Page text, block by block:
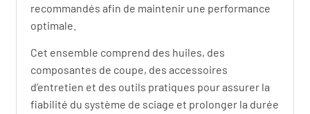
recommandés afin de maintenir une performance
optimale.
Cet ensemble comprend des huiles, des
composantes de coupe, des accessoires
d’entretien et des outils pratiques pour assurer la
fiabilité du système de sciage et prolonger la durée